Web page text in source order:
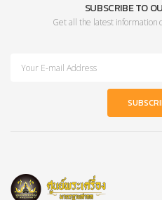
SUBSCRIBE TO
Get all the latest information